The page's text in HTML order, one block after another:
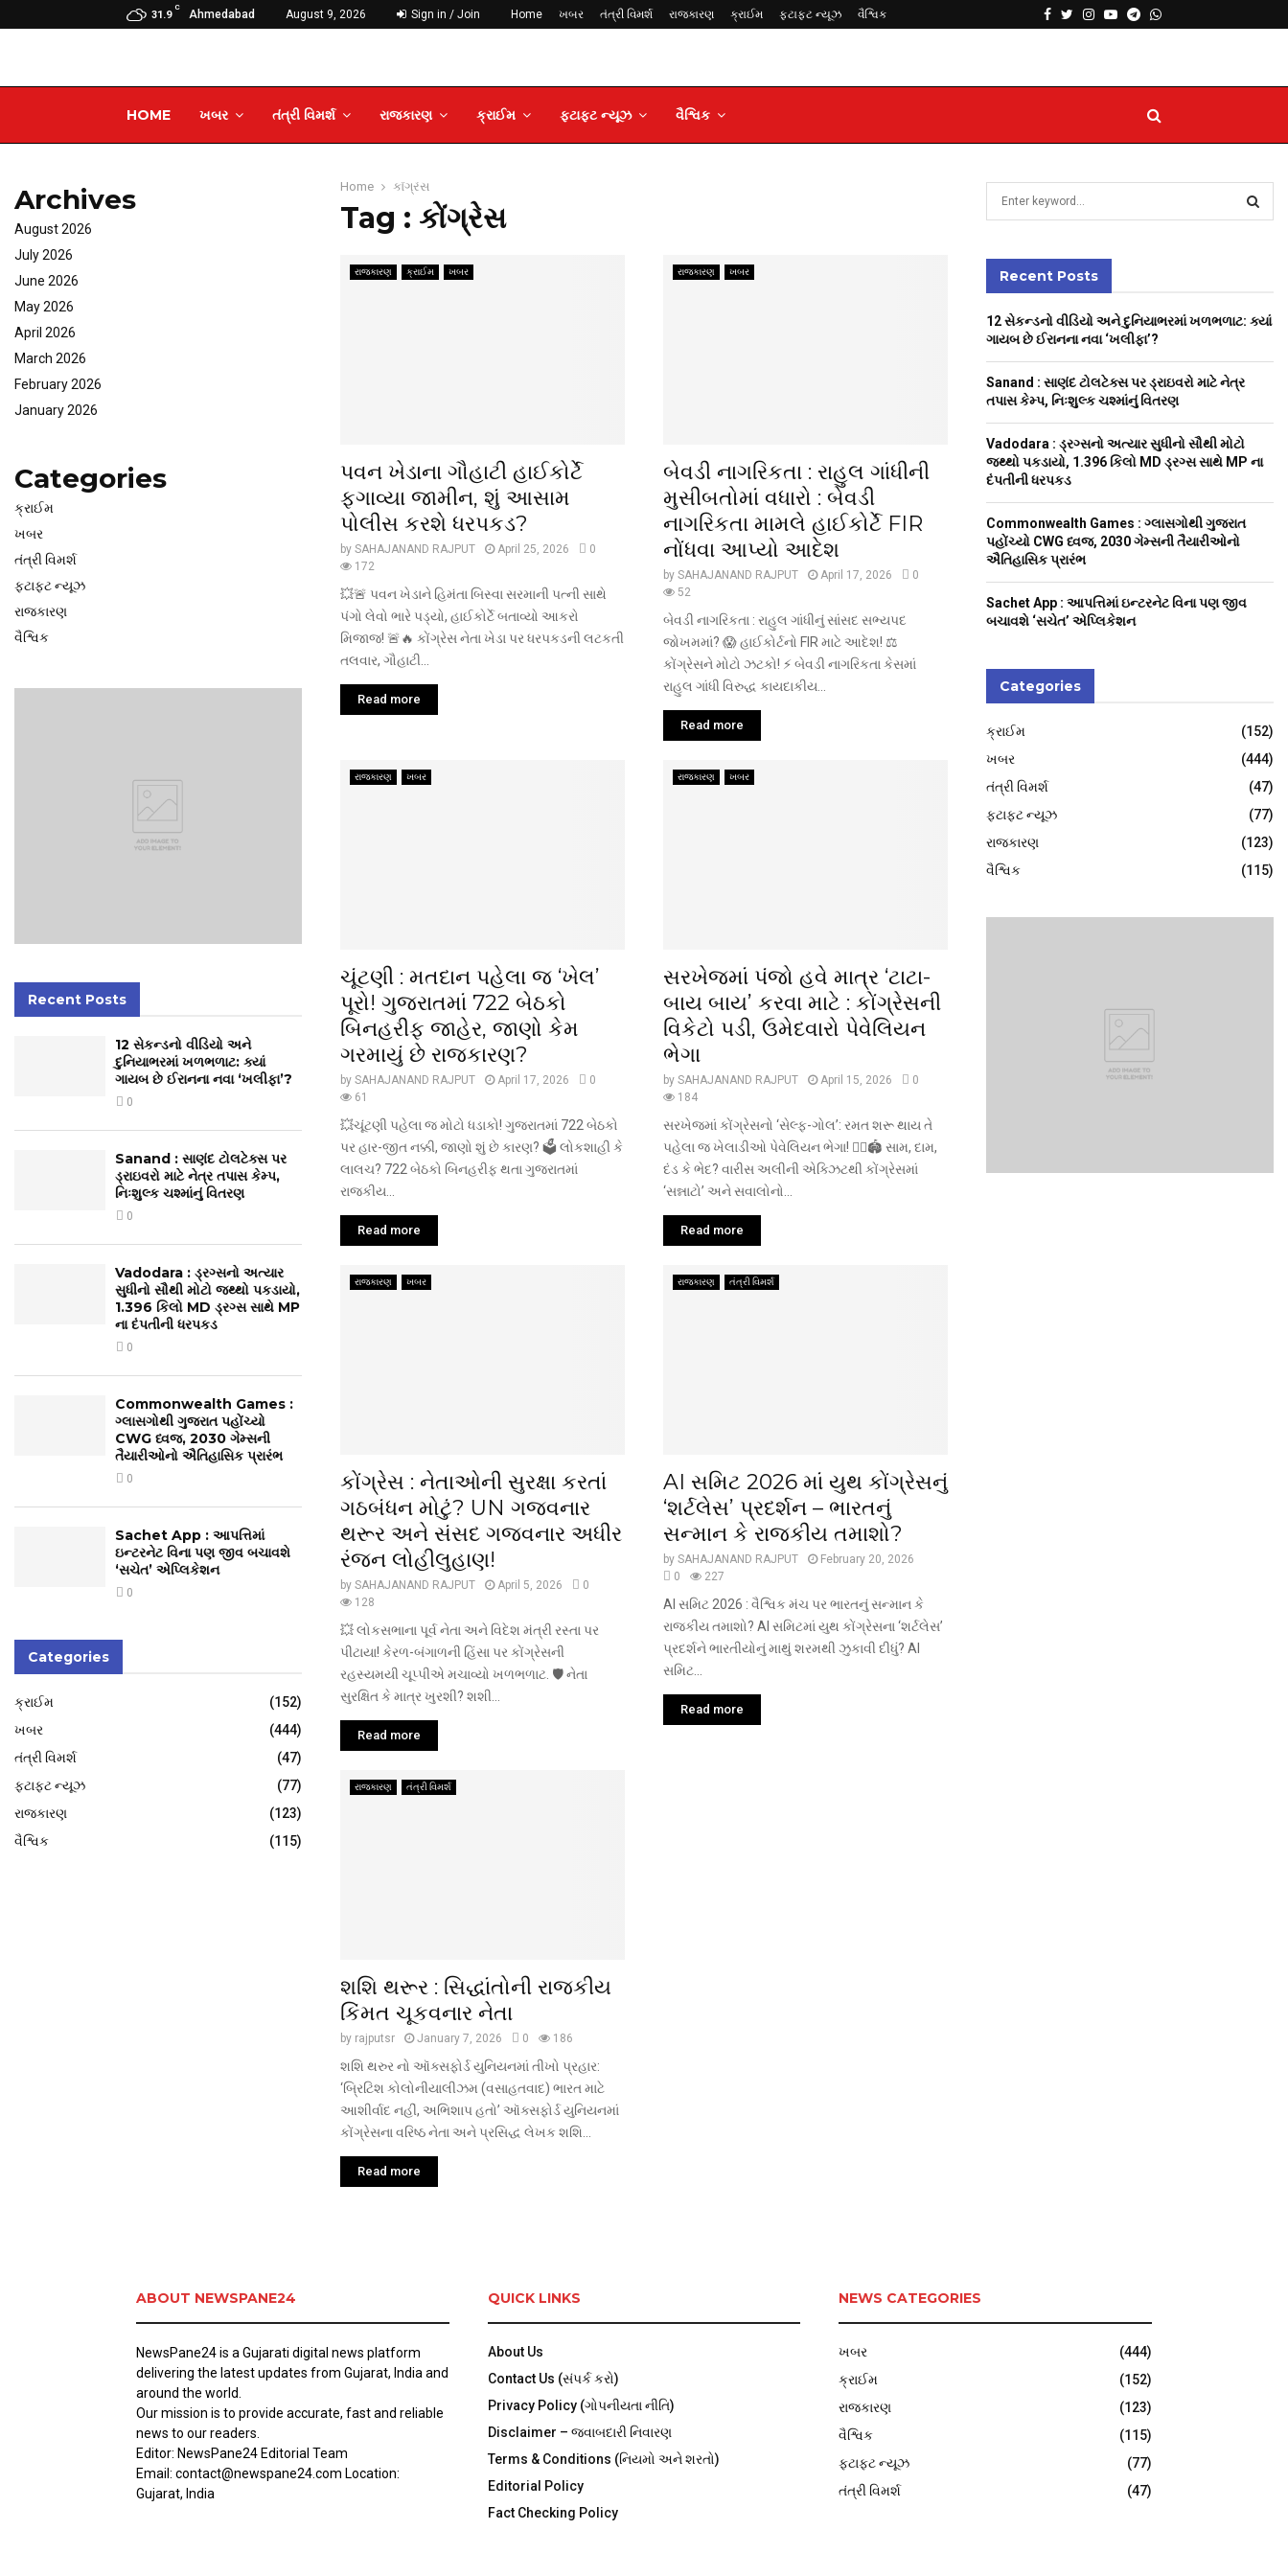
31.9
C
Ahmedabad August 9, 2026 Sign in / Join Home ખબર તંત્રી વિમર્શ રાજકારણ ક્રાઈમ ફટાફટ ન્યૂઝ વૈશ્વિક Facebook
Twitter
Instagram
YoutubeTelegram
Whatsapp
HOME ખબર તંત્રી વિમર્શ રાજકારણ ક્રાઈમ ફટાફટ ન્યૂઝ વૈશ્વિક
Home કોંગ્રેસ
Tag : કોંગ્રેસ
રાજકારણ ક્રાઈમ ખબર
પવન ખેડાના ગૌહાટી હાઈકોર્ટે
ફગાવ્યા જામીન, શું આસામ
પોલીસ કરશે ધરપકડ?
by SAHAJANAND RAJPUT April 25, 2026
0
172
💥🚨 પવન ખેડાને હિમંતા બિસ્વા સરમાની પત્ની સાથે
પંગો લેવો ભારે પડ્યો, હાઈકોર્ટે બતાવ્યો આકરો
મિજાજ! 🚨🔥 કોંગ્રેસ નેતા ખેડા પર ધરપકડની લટકતી
તલવાર, ગૌહાટી...
Read more
રાજકારણ ખબર
બેવડી નાગરિકતા : રાહુલ ગાંધીની
મુસીબતોમાં વધારો : બેવડી
નાગરિકતા મામલે હાઈકોર્ટે FIR
નોંધવા આપ્યો આદેશ
by SAHAJANAND RAJPUT April 17, 2026
0
52
બેવડી નાગરિકતા : રાહુલ ગાંધીનું સાંસદ સભ્યપદ
જોખમમાં? 😱 હાઈકોર્ટનો FIR માટે આદેશ! ⚖️
કોંગ્રેસને મોટો ઝટકો! ⚡ બેવડી નાગરિકતા કેસમાં
રાહુલ ગાંધી વિરુદ્ધ કાયદાકીય...
Read more
રાજકારણ ખબર
ચૂંટણી : મતદાન પહેલા જ ‘ખેલ’
પૂરો! ગુજરાતમાં 722 બેઠકો
બિનહરીફ જાહેર, જાણો કેમ
ગરમાયું છે રાજકારણ?
by SAHAJANAND RAJPUT April 17, 2026
0
61
💥ચૂંટણી પહેલા જ મોટો ધડાકો! ગુજરાતમાં 722 બેઠકો
પર હાર-જીત નક્કી, જાણો શું છે કારણ? 🗳️ લોકશાહી કે
લાલચ? 722 બેઠકો બિનહરીફ થતા ગુજરાતમાં
રાજકીય...
Read more
રાજકારણ ખબર
સરખેજમાં પંજો હવે માત્ર ‘ટાટા-
બાય બાય’ કરવા માટે : કોંગ્રેસની
વિકેટો પડી, ઉમેદવારો પેવેલિયન
ભેગા
by SAHAJANAND RAJPUT April 15, 2026
0
184
સરખેજમાં કોંગ્રેસનો ‘સેલ્ફ-ગોલ’: રમત શરૂ થાય તે
પહેલા જ ખેલાડીઓ પેવેલિયન ભેગા! 🏃‍♂️🏟️ સામ, દામ,
દંડ કે ભેદ? વારીસ અલીની એક્ઝિટથી કોંગ્રેસમાં
‘સન્નાટો’ અને સવાલોનો...
Read more
રાજકારણ ખબર
કોંગ્રેસ : નેતાઓની સુરક્ષા કરતાં
ગઠબંધન મોટું? UN ગજવનાર
થરૂર અને સંસદ ગજવનાર અધીર
રંજન લોહીલુહાણ!
by SAHAJANAND RAJPUT April 5, 2026
0
128
💥 લોકસભાના પૂર્વ નેતા અને વિદેશ મંત્રી રસ્તા પર
પીટાયા! કેરળ-બંગાળની હિંસા પર કોંગ્રેસની
રહસ્યમયી ચૂપ્પીએ મચાવ્યો ખળભળાટ. 🛡️ નેતા
સુરક્ષિત કે માત્ર ખુરશી? શશી...
Read more
રાજકારણ તંત્રી વિમર્શ
AI સમિટ 2026 માં યુથ કોંગ્રેસનું
‘શર્ટલેસ’ પ્રદર્શન – ભારતનું
સન્માન કે રાજકીય તમાશો?
by SAHAJANAND RAJPUT
February 20, 2026
0
227
AI સમિટ 2026 : વૈશ્વિક મંચ પર ભારતનું સન્માન કે
રાજકીય તમાશો? AI સમિટમાં યુથ કોંગ્રેસના ‘શર્ટલેસ’
પ્રદર્શને ભારતીયોનું માથું શરમથી ઝુકાવી દીધું? AI
સમિટ...
Read more
રાજકારણ તંત્રી વિમર્શ
શશિ થરૂર : સિદ્ધાંતોની રાજકીય
કિંમત ચૂકવનાર નેતા
by rajputsr January 7, 2026 0 186
શશિ થરુર નો ઑક્સફોર્ડ યુનિયનમાં તીખો પ્રહાર:
‘બ્રિટિશ કોલોનીયાલીઝમ (વસાહતવાદ) ભારત માટે
આશીર્વાદ નહીં, અભિશાપ હતો’ ઑક્સફોર્ડ યુનિયનમાં
કોંગ્રેસના વરિષ્ઠ નેતા અને પ્રસિદ્ધ લેખક શશિ...
Read more
Archives
August 2026
July 2026
June 2026
May 2026
April 2026
March 2026
February 2026
January 2026
Categories
ક્રાઈમ
ખબર
તંત્રી વિમર્શ
ફટાફટ ન્યૂઝ
રાજકારણ
વૈશ્વિક
Recent Posts
12 સેકન્ડનો વીડિયો અને
દુનિયાભરમાં ખળભળાટ: ક્યાં
ગાયબ છે ઈરાનના નવા ‘ખલીફા’?
0
Sanand : સાણંદ ટોલટેક્સ પર
ડ્રાઇવરો માટે નેત્ર તપાસ કેમ્પ,
નિઃશુલ્ક ચશ્માંનું વિતરણ
0
Vadodara : ડ્રગ્સનો અત્યાર
સુધીનો સૌથી મોટો જથ્થો પકડાયો,
1.396 કિલો MD ડ્રગ્સ સાથે MP
ના દંપતીની ધરપકડ
0
Commonwealth Games :
ગ્લાસગોથી ગુજરાત પહોંચ્યો
CWG ધ્વજ, 2030 ગેમ્સની
તૈયારીઓનો ઐતિહાસિક પ્રારંભ
0
Sachet App : આપત્તિમાં
ઇન્ટરનેટ વિના પણ જીવ બચાવશે
‘સચેત’ એપ્લિકેશન
0
Categories
ક્રાઈમ
(152)
ખબર
(444)
તંત્રી વિમર્શ
(47)
ફટાફટ ન્યૂઝ
(77)
રાજકારણ
(123)
વૈશ્વિક
(115)
h
f
o
A
Recent Posts
12 સેકન્ડનો વીડિયો અને દુનિયાભરમાં ખળભળાટ: ક્યાં
ગાયબ છે ઈરાનના નવા ‘ખલીફા’?
Sanand : સાણંદ ટોલટેક્સ પર ડ્રાઇવરો માટે નેત્ર
તપાસ કેમ્પ, નિઃશુલ્ક ચશ્માંનું વિતરણ
Vadodara : ડ્રગ્સનો અત્યાર સુધીનો સૌથી મોટો
જથ્થો પકડાયો, 1.396 કિલો MD ડ્રગ્સ સાથે MP ના
દંપતીની ધરપકડ
Commonwealth Games : ગ્લાસગોથી ગુજરાત
પહોંચ્યો CWG ધ્વજ, 2030 ગેમ્સની તૈયારીઓનો
ઐતિહાસિક પ્રારંભ
Sachet App : આપત્તિમાં ઇન્ટરનેટ વિના પણ જીવ
બચાવશે ‘સચેત’ એપ્લિકેશન
Categories
ક્રાઈમ
(152)
ખબર
(444)
તંત્રી વિમર્શ
(47)
ફટાફટ ન્યૂઝ
(77)
રાજકારણ
(123)
વૈશ્વિક
(115)
ABOUT NEWSPANE24
NewsPane24 is a Gujarati digital news platform
delivering the latest updates from Gujarat, India and
around the world.
Our mission is to provide accurate, fast and reliable
news to our readers.
Editor: NewsPane24 Editorial Team
Email: contact@newspane24.com Location:
Gujarat, India
QUICK LINKS
About Us
Contact Us (સંપર્ક કરો)
Privacy Policy (ગોપનીયતા નીતિ)
Disclaimer – જવાબદારી નિવારણ
Terms & Conditions (નિયમો અને શરતો)
Editorial Policy
Fact Checking Policy
NEWS CATEGORIES
ખબર
(444)
ક્રાઈમ
(152)
રાજકારણ
(123)
વૈશ્વિક
(115)
ફટાફટ ન્યૂઝ
(77)
તંત્રી વિમર્શ
(47)